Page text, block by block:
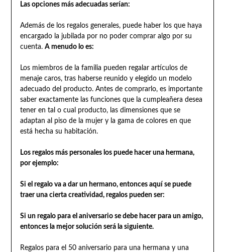
Las opciones más adecuadas serían:
Además de los regalos generales, puede haber los que haya
encargado la jubilada por no poder comprar algo por su
cuenta. A menudo lo es:
Los miembros de la familia pueden regalar artículos de
menaje caros, tras haberse reunido y elegido un modelo
adecuado del producto. Antes de comprarlo, es importante
saber exactamente las funciones que la cumpleañera desea
tener en tal o cual producto, las dimensiones que se
adaptan al piso de la mujer y la gama de colores en que
está hecha su habitación.
Los regalos más personales los puede hacer una hermana,
por ejemplo:
Si el regalo va a dar un hermano, entonces aquí se puede
traer una cierta creatividad, regalos pueden ser:
Si un regalo para el aniversario se debe hacer para un amigo,
entonces la mejor solución será la siguiente.
Regalos para el 50 aniversario para una hermana y una